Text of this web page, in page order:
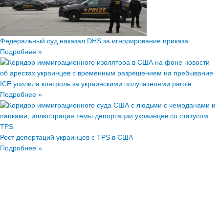
Федеральный суд наказал DHS за игнорирование приказа
Подробнее »
ICE усилила контроль за украинскими получателями parole
Подробнее »
Рост депортаций украинцев с TPS в США
Подробнее »